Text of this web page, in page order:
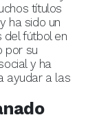
títulos
ha sido un
del fútbol en
por su
y ha
ayudar a las